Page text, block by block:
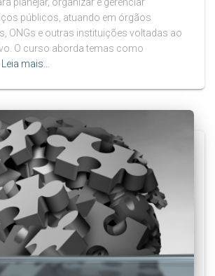
planejar, organizar e gerenciar
públicos, atuando em órgãos
ONGs e outras instituições voltadas ao
O curso aborda temas como
Leia mais…